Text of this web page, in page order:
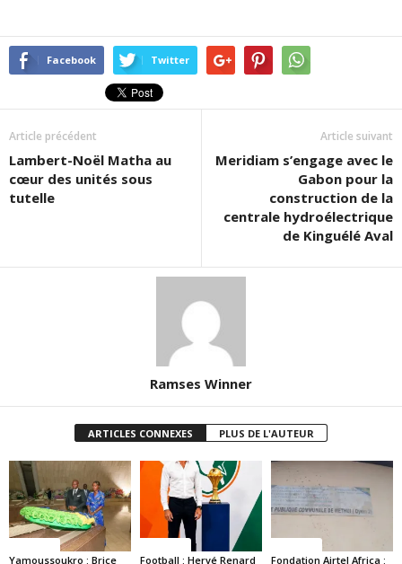
Facebook Twitter
Article précédent
Lambert-Noël Matha au
cœur des unités sous
tutelle
Article suivant
Meridiam s’engage avec le
Gabon pour la
construction de la
centrale hydroélectrique
de Kinguélé Aval
Ramses Winner
ARTICLES CONNEXES PLUS DE L'AUTEUR
Yamoussoukro : Brice Football : Hervé Renard Fondation Airtel Africa :